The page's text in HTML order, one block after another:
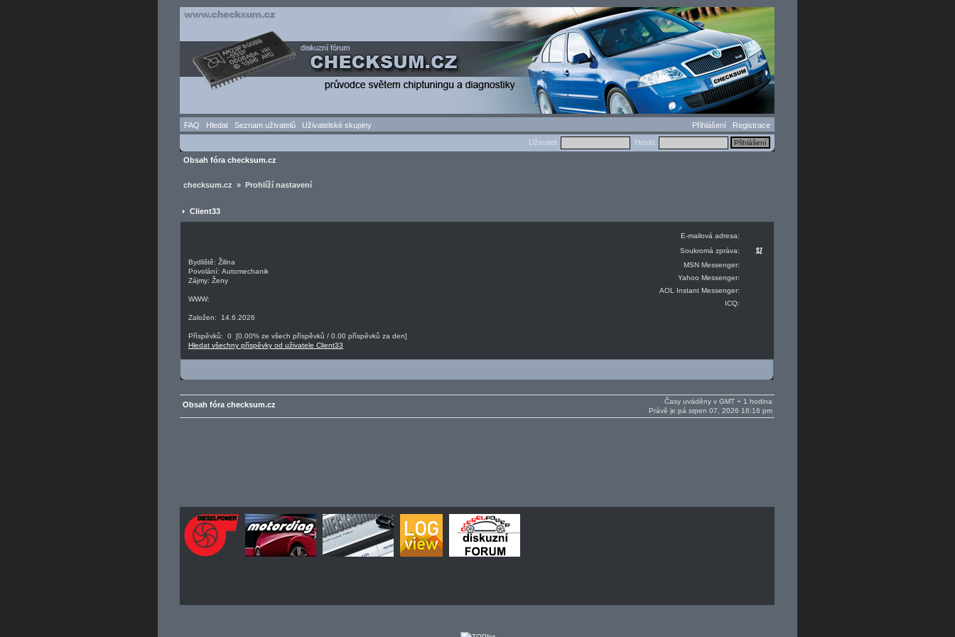
FAQ Hledat Seznam uživatelů Uživatelské skupiny Přihlášení
Registrace
Uživatel:
Heslo:
Obsah fóra checksum.cz
checksum.cz » Prohlíží nastavení
Client33
Bydliště: Žilina
Povolání: Automechanik
Zájmy: Ženy
WWW:
Založen: 14.6.2026
Příspěvků: 0 [0.00% ze všech příspěvků / 0.00 příspěvků za den]
Hledat všechny příspěvky od uživatele Client33
E-mailová adresa:
Soukromá zpráva:
MSN Messenger:
Yahoo Messenger:
AOL Instant Messenger:
ICQ:
Časy uváděny v GMT + 1 hodina
Právě je pá srpen 07, 2026 16:16 pm
Obsah fóra checksum.cz